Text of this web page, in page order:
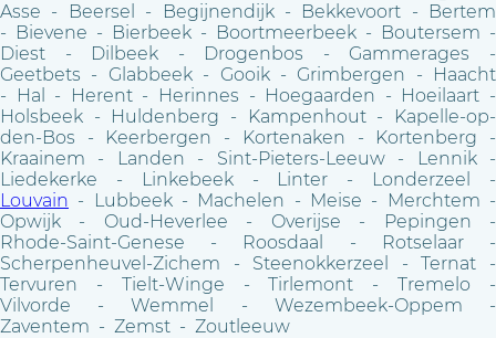
Asse - Beersel - Begijnendijk - Bekkevoort - Bertem
- Bievene - Bierbeek - Boortmeerbeek - Boutersem -
Diest - Dilbeek - Drogenbos - Gammerages -
Geetbets - Glabbeek - Gooik - Grimbergen - Haacht
- Hal - Herent - Herinnes - Hoegaarden - Hoeilaart -
Holsbeek - Huldenberg - Kampenhout - Kapelle-op-
den-Bos - Keerbergen - Kortenaken - Kortenberg -
Kraainem - Landen - Sint-Pieters-Leeuw - Lennik -
Liedekerke - Linkebeek - Linter - Londerzeel -
Louvain - Lubbeek - Machelen - Meise - Merchtem -
Opwijk - Oud-Heverlee - Overijse - Pepingen -
Rhode-Saint-Genese - Roosdaal - Rotselaar -
Scherpenheuvel-Zichem - Steenokkerzeel - Ternat -
Tervuren - Tielt-Winge - Tirlemont - Tremelo -
Vilvorde - Wemmel - Wezembeek-Oppem -
Zaventem - Zemst - Zoutleeuw